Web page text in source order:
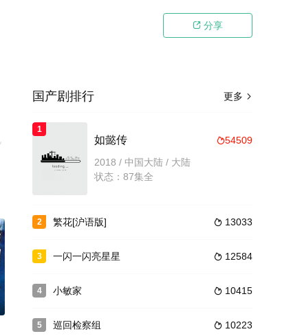
 分享
更多 
国产剧排行
1
54509
如懿传
2018 / 中国大陆 / 大陆
状态：87集全
2  13033
繁花[沪语版]
3  12584
一闪一闪亮星星
4  10415
小敏家
5  10223
巡回检察组